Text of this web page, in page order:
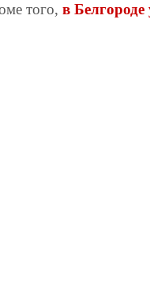
того, в